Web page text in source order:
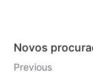
Novos
Previous